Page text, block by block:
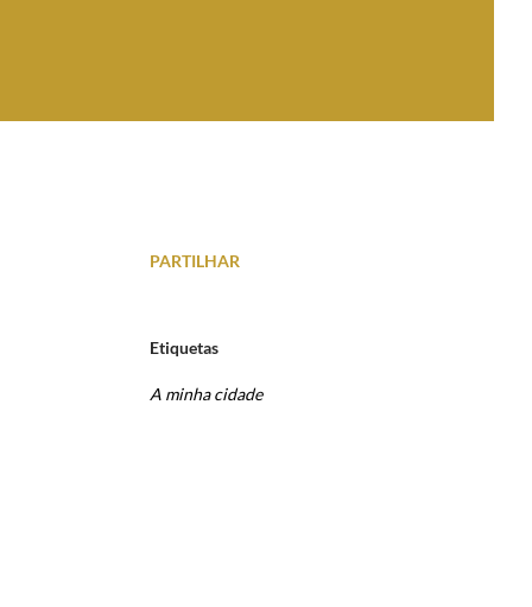
PARTILHAR
Etiquetas
A minha cidade